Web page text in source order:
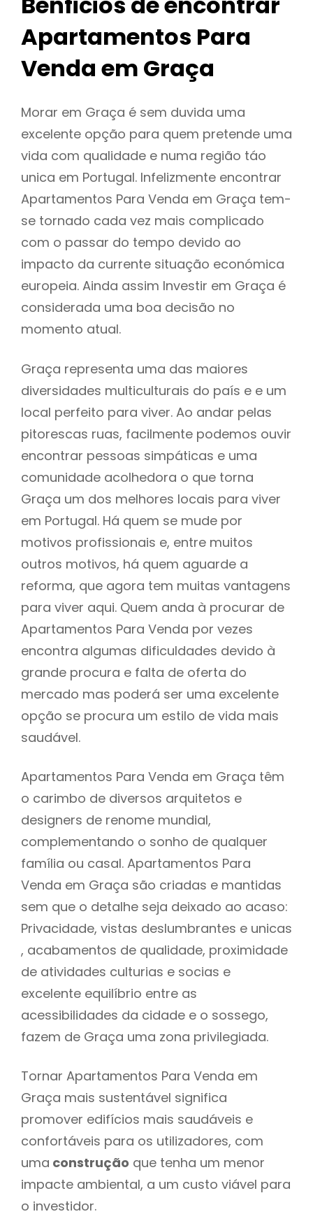
Apartamentos Para
Venda em Graça
Morar em Graça é sem duvida uma
excelente opção para quem pretende uma
vida com qualidade e numa região táo
unica em Portugal. Infelizmente encontrar
Apartamentos Para Venda em Graça tem-
se tornado cada vez mais complicado
com o passar do tempo devido ao
impacto da currente situação económica
europeia. Ainda assim Investir em Graça é
considerada uma boa decisão no
momento atual.
Graça representa uma das maiores
diversidades multiculturais do país e e um
local perfeito para viver. Ao andar pelas
pitorescas ruas, facilmente podemos ouvir
encontrar pessoas simpáticas e uma
comunidade acolhedora o que torna
Graça um dos melhores locais para viver
em Portugal. Há quem se mude por
motivos profissionais e, entre muitos
outros motivos, há quem aguarde a
reforma, que agora tem muitas vantagens
para viver aqui. Quem anda à procurar de
Apartamentos Para Venda por vezes
encontra algumas dificuldades devido à
grande procura e falta de oferta do
mercado mas poderá ser uma excelente
opção se procura um estilo de vida mais
saudável.
Apartamentos Para Venda em Graça têm
o carimbo de diversos arquitetos e
designers de renome mundial,
complementando o sonho de qualquer
família ou casal. Apartamentos Para
Venda em Graça são criadas e mantidas
sem que o detalhe seja deixado ao acaso:
Privacidade, vistas deslumbrantes e unicas
, acabamentos de qualidade, proximidade
de atividades culturias e socias e
excelente equilíbrio entre as
acessibilidades da cidade e o sossego,
fazem de Graça uma zona privilegiada.
Tornar Apartamentos Para Venda em
Graça mais sustentável significa
promover edifícios mais saudáveis e
confortáveis para os utilizadores, com
uma construção que tenha um menor
impacte ambiental, a um custo viável para
o investidor.